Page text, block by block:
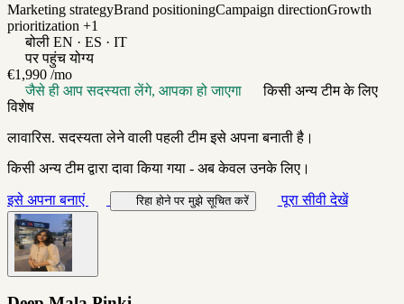
Marketing strategyBrand positioningCampaign directionGrowth
prioritization +1
बोली EN · ES · IT
पर पहुंच योग्य
€1,990 /mo
जैसे ही आप सदस्यता लेंगे, आपका हो जाएगा
किसी अन्य टीम के लिए
विशेष
लावारिस. सदस्यता लेने वाली पहली टीम इसे अपना बनाती है।
किसी अन्य टीम द्वारा दावा किया गया - अब केवल उनके लिए।
इसे अपना बनाएं रिहा होने पर मुझे सूचित करें पूरा सीवी देखें